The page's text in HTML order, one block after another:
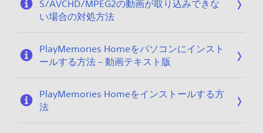
S/AVCHD/MPEG2の動画が取り込みできな
い場合の対処方法
PlayMemories Homeをパソコンにインスト
ールする方法 – 動画テキスト版
PlayMemories Homeをインストールする方
法